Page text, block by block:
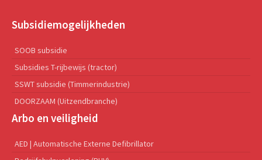
Subsidiemogelijkheden
SOOB subsidie
Subsidies T-rijbewijs (tractor)
SSWT subsidie (Timmerindustrie)
DOORZAAM (Uitzendbranche)
Arbo en veiligheid
AED | Automatische Externe Defibrillator